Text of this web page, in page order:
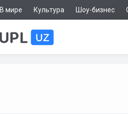
В мире Культура Шоу-бизнес